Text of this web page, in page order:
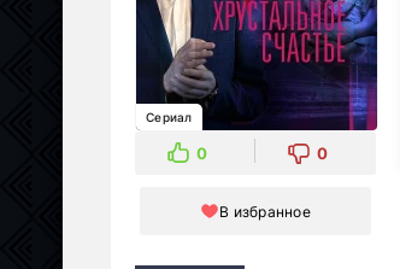
Сериал
0 0
В избранное